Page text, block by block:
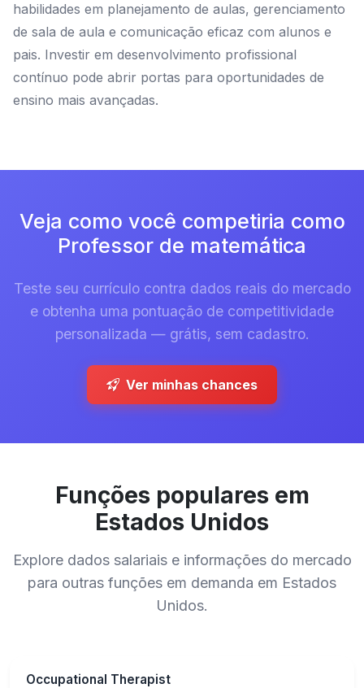
habilidades em planejamento de aulas, gerenciamento
de sala de aula e comunicação eficaz com alunos e
pais. Investir em desenvolvimento profissional
contínuo pode abrir portas para oportunidades de
ensino mais avançadas.
Veja como você competiria como
Professor de matemática
Teste seu currículo contra dados reais do mercado
e obtenha uma pontuação de competitividade
personalizada — grátis, sem cadastro.
Ver minhas chances
Funções populares em
Estados Unidos
Explore dados salariais e informações do mercado
para outras funções em demanda em Estados
Unidos.
Occupational Therapist